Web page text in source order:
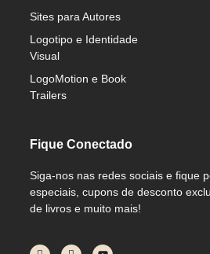
Sites para Autores
Logotipo e Identidade
Visual
LogoMotion e Book
Trailers
Fique Conectado
Siga-nos nas redes sociais e fique
especiais, cupons de desconto
de livros e muito mais!